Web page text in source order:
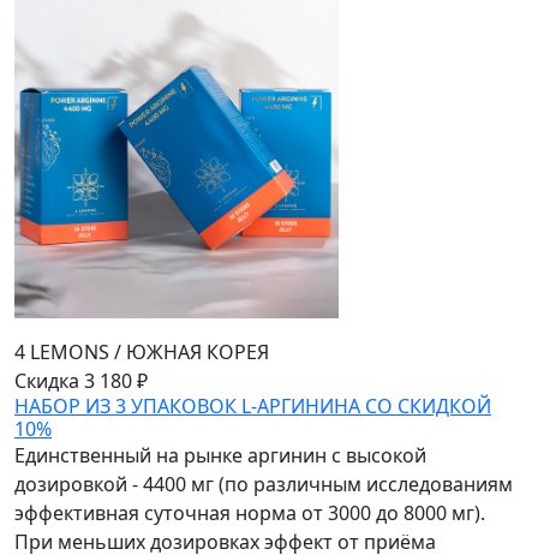
4 LEMONS / ЮЖНАЯ КОРЕЯ
Скидка 3 180 ₽
НАБОР ИЗ 3 УПАКОВОК L-АРГИНИНА СО СКИДКОЙ
10%
Единственный на рынке аргинин с высокой
дозировкой - 4400 мг (по различным исследованиям
эффективная суточная норма от 3000 до 8000 мг).
При меньших дозировках эффект от приёма